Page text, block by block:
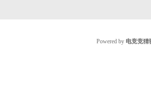
Powered by 电竞竞猜